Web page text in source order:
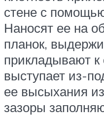
стене с
Наносят ее на
планок,
прикладывают к
выступает из-
ее высыхания
зазоры